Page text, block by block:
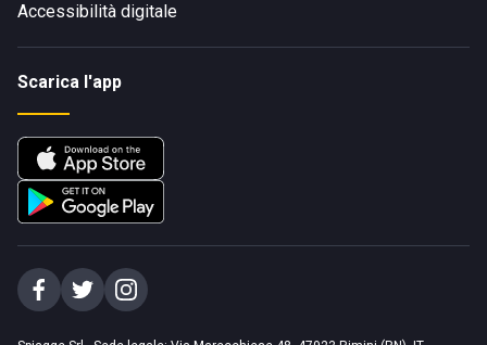
Accessibilità digitale
Scarica l'app